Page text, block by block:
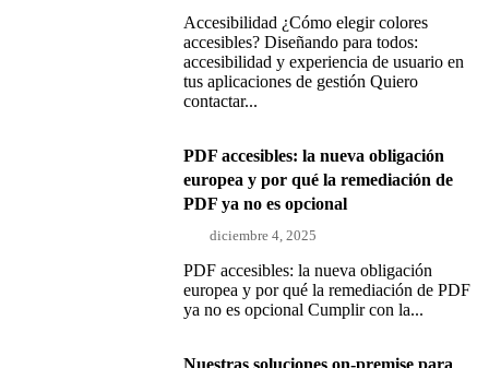
Accesibilidad ¿Cómo elegir colores
accesibles? Diseñando para todos:
accesibilidad y experiencia de usuario en
tus aplicaciones de gestión Quiero
contactar...
PDF accesibles: la nueva obligación
europea y por qué la remediación de
PDF ya no es opcional
diciembre 4, 2025
PDF accesibles: la nueva obligación
europea y por qué la remediación de PDF
ya no es opcional Cumplir con la...
Nuestras soluciones on-premise para